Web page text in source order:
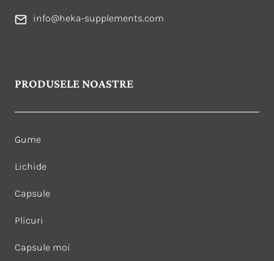
info@heka-supplements.com
PRODUSELE NOASTRE
Gume
Lichide
Capsule
Plicuri
Capsule moi